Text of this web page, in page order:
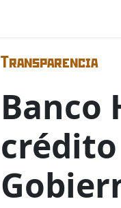
Transparencia
Banco